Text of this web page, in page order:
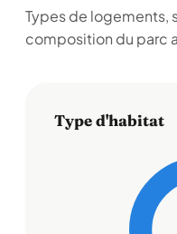
Types de
composition du parc
Type d'habitat